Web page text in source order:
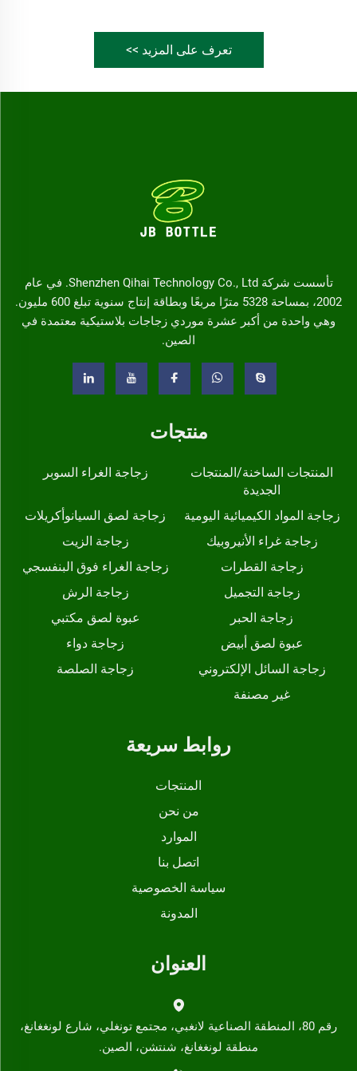
تعرف على المزيد >>
تأسست شركة Shenzhen Qihai Technology Co., Ltd. في عام
2002، بمساحة 5328 مترًا مربعًا وبطاقة إنتاج سنوية تبلغ 600 مليون.
وهي واحدة من أكبر عشرة موردي زجاجات بلاستيكية معتمدة في
الصين.
منتجات
المنتجات الساخنة/المنتجات
الجديدة
زجاجة الغراء السوبر
زجاجة المواد الكيميائية اليومية
زجاجة لصق السيانوأكريلات
زجاجة غراء الأنيروبيك
زجاجة الزيت
زجاجة القطرات
زجاجة الغراء فوق البنفسجي
زجاجة التجميل
زجاجة الرش
زجاجة الحبر
عبوة لصق مكتبي
عبوة لصق أبيض
زجاجة دواء
زجاجة السائل الإلكتروني
زجاجة الصلصة
غير مصنفة
روابط سريعة
المنتجات
من نحن
الموارد
اتصل بنا
سياسة الخصوصية
المدونة
العنوان
رقم 80، المنطقة الصناعية لانغبي، مجتمع تونغلي، شارع لونغغانغ،
منطقة لونغغانغ، شنتشن، الصين.